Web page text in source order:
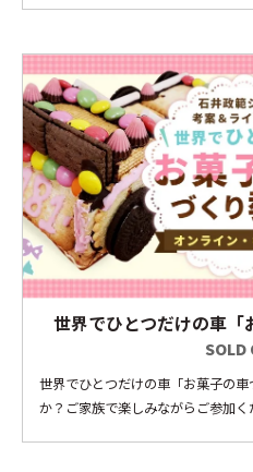
世界でひとつだけの車「
SOLD
世界でひとつだけの車「お菓子の
か？ご家族で楽しみながらご参加く